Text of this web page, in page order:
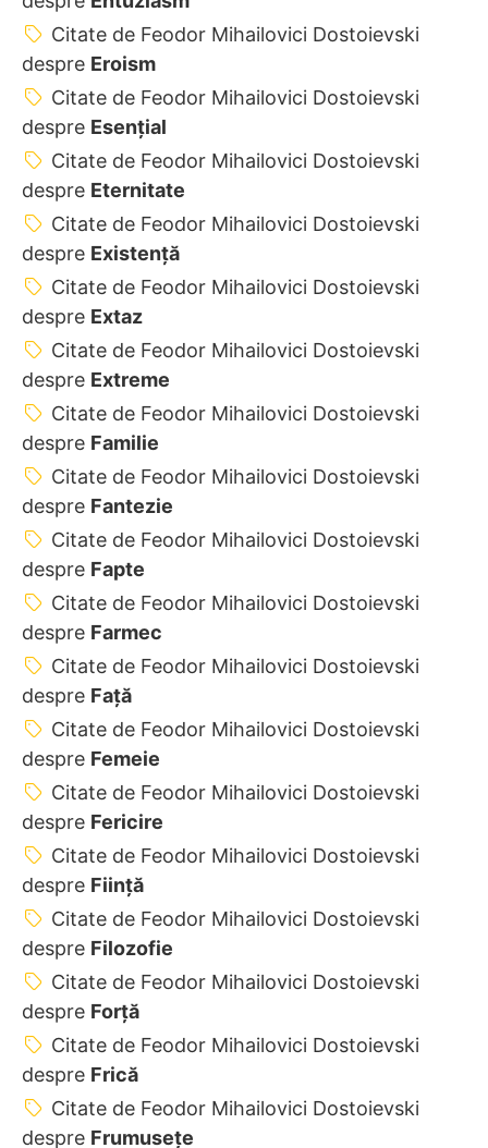
Citate de Feodor Mihailovici Dostoievski
despre Eroism
Citate de Feodor Mihailovici Dostoievski
despre Esențial
Citate de Feodor Mihailovici Dostoievski
despre Eternitate
Citate de Feodor Mihailovici Dostoievski
despre Existență
Citate de Feodor Mihailovici Dostoievski
despre Extaz
Citate de Feodor Mihailovici Dostoievski
despre Extreme
Citate de Feodor Mihailovici Dostoievski
despre Familie
Citate de Feodor Mihailovici Dostoievski
despre Fantezie
Citate de Feodor Mihailovici Dostoievski
despre Fapte
Citate de Feodor Mihailovici Dostoievski
despre Farmec
Citate de Feodor Mihailovici Dostoievski
despre Față
Citate de Feodor Mihailovici Dostoievski
despre Femeie
Citate de Feodor Mihailovici Dostoievski
despre Fericire
Citate de Feodor Mihailovici Dostoievski
despre Ființă
Citate de Feodor Mihailovici Dostoievski
despre Filozofie
Citate de Feodor Mihailovici Dostoievski
despre Forță
Citate de Feodor Mihailovici Dostoievski
despre Frică
Citate de Feodor Mihailovici Dostoievski
despre Frumusețe